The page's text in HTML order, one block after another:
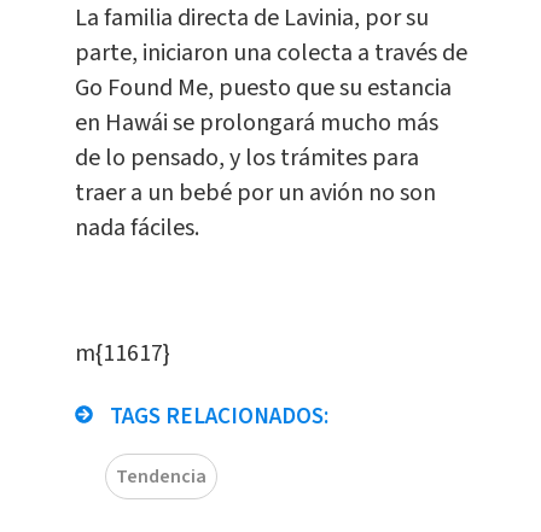
La familia directa de Lavinia, por su
parte, iniciaron una colecta a través de
Go Found Me, puesto que su estancia
en Hawái se prolongará mucho más
de lo pensado, y los trámites para
traer a un bebé por un avión no son
nada fáciles.
m{11617}
TAGS RELACIONADOS:
Tendencia